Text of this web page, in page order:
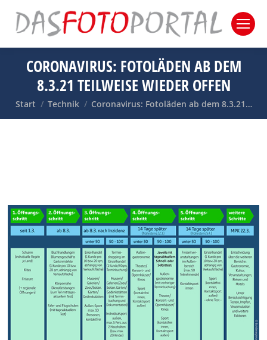
CORONAVIRUS: FOTOLÄDEN AB DEM
8.3.21 TEILWEISE WIEDER OFFEN
Sie befinden sich hier:
Start Technik Coronavirus: Fotoläden ab dem 8.3.21…